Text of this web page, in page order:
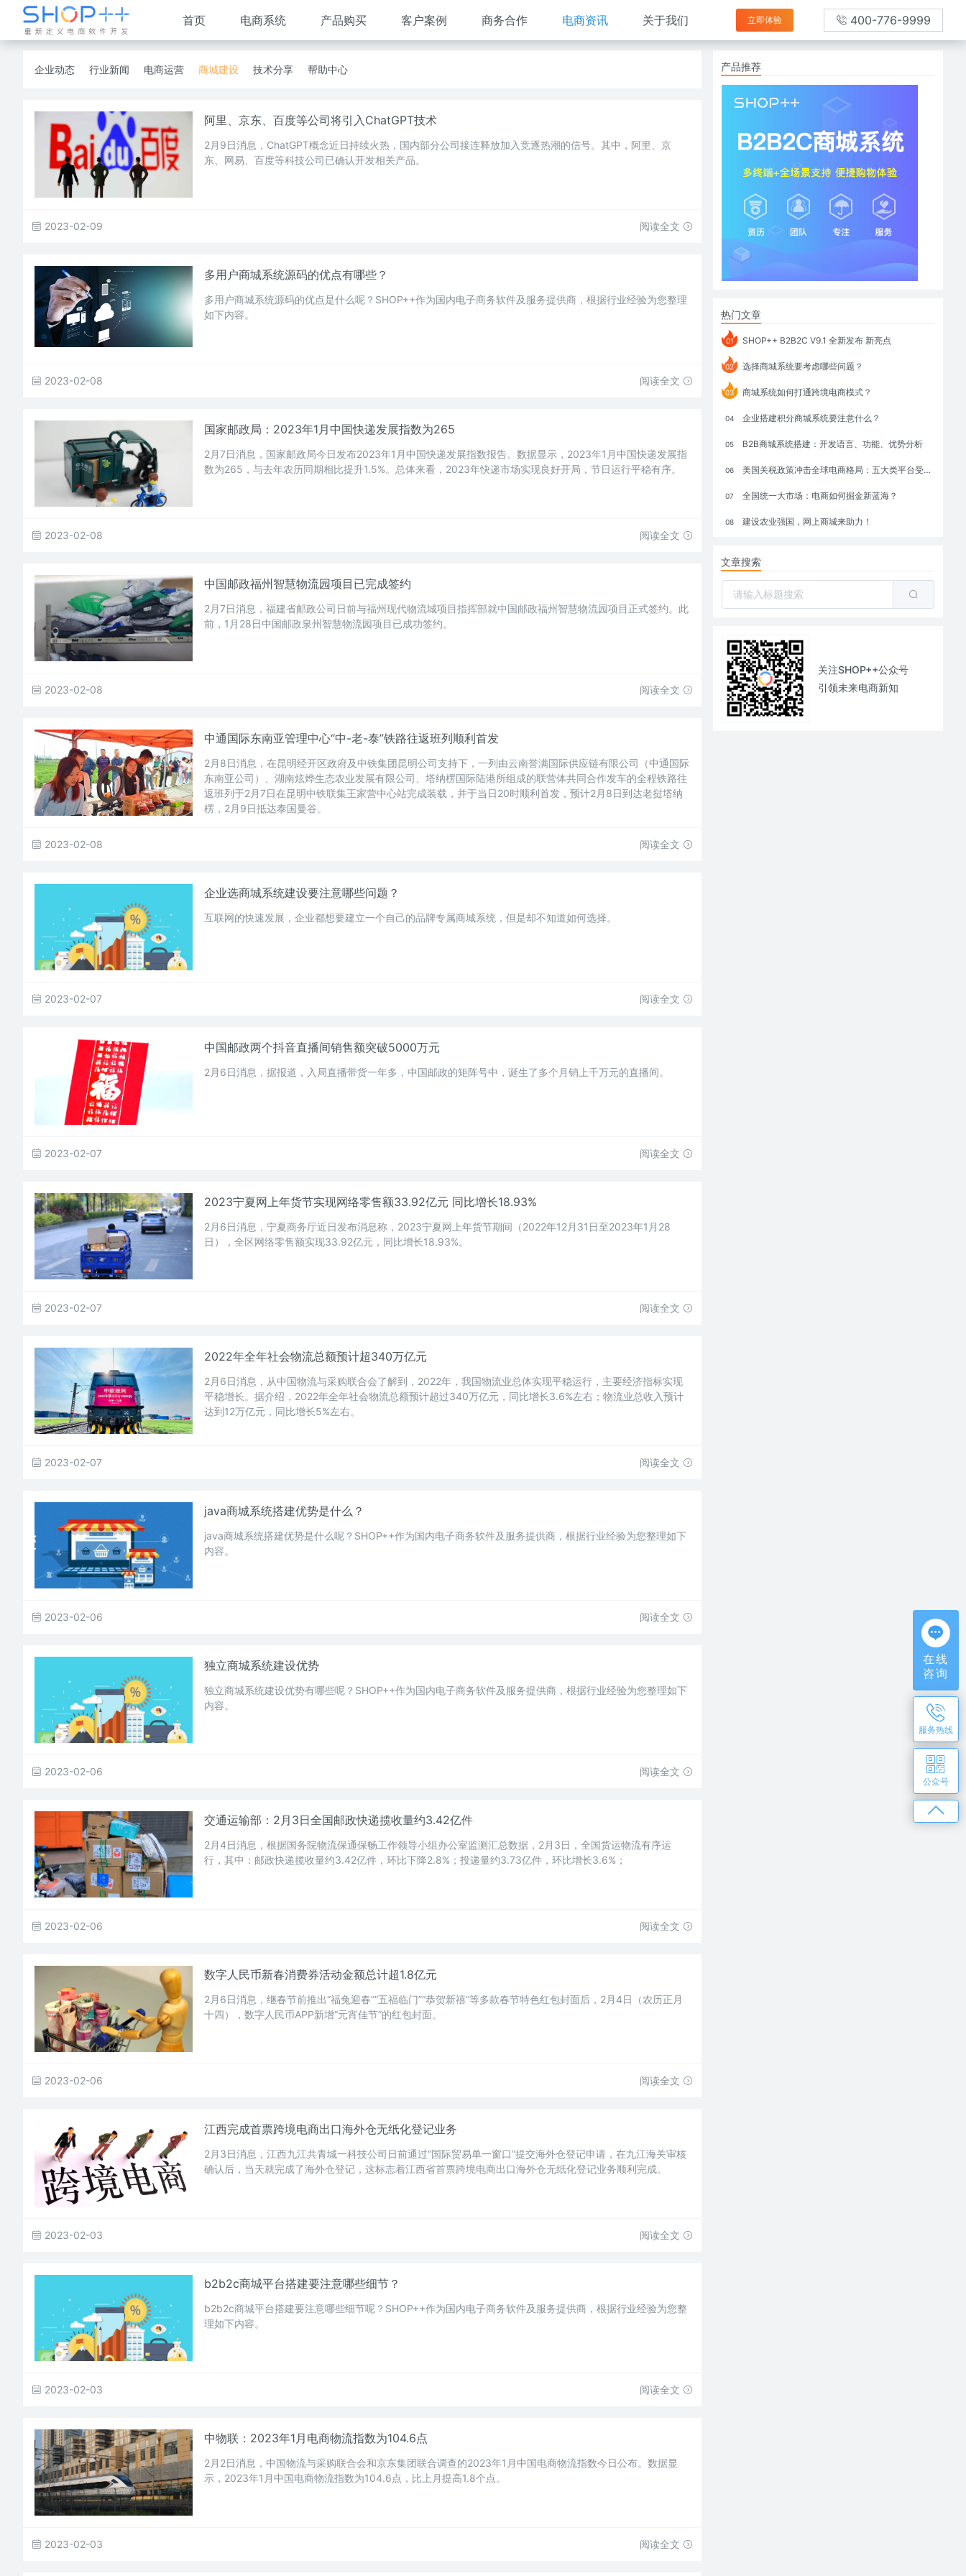
首页 电商系统 产品购买 客户案例 商务合作 电商资讯 关于我们 立即体验 400-776-9999
企业动态 行业新闻 电商运营 商城建设 技术分享 帮助中心
阿里、京东、百度等公司将引入ChatGPT技术
2月9日消息，ChatGPT概念近日持续火热，国内部分公司接连释放加入竞逐热潮的信号。其中，阿里、京
东、网易、百度等科技公司已确认开发相关产品。
2023-02-09 阅读全文
多用户商城系统源码的优点有哪些？
多用户商城系统源码的优点是什么呢？SHOP++作为国内电子商务软件及服务提供商，根据行业经验为您整理
如下内容。
2023-02-08 阅读全文
国家邮政局：2023年1月中国快递发展指数为265
2月7日消息，国家邮政局今日发布2023年1月中国快递发展指数报告。数据显示，2023年1月中国快递发展指
数为265，与去年农历同期相比提升1.5%。总体来看，2023年快递市场实现良好开局，节日运行平稳有序。
2023-02-08 阅读全文
中国邮政福州智慧物流园项目已完成签约
2月7日消息，福建省邮政公司日前与福州现代物流城项目指挥部就中国邮政福州智慧物流园项目正式签约。此
前，1月28日中国邮政泉州智慧物流园项目已成功签约。
2023-02-08 阅读全文
中通国际东南亚管理中心“中-老-泰”铁路往返班列顺利首发
2月8日消息，在昆明经开区政府及中铁集团昆明公司支持下，一列由云南誉满国际供应链有限公司（中通国际
东南亚公司）、湖南炫烨生态农业发展有限公司、塔纳楞国际陆港所组成的联营体共同合作发车的全程铁路往
返班列于2月7日在昆明中铁联集王家营中心站完成装载，并于当日20时顺利首发，预计2月8日到达老挝塔纳
楞，2月9日抵达泰国曼谷。
2023-02-08 阅读全文
企业选商城系统建设要注意哪些问题？
互联网的快速发展，企业都想要建立一个自己的品牌专属商城系统，但是却不知道如何选择。
2023-02-07 阅读全文
中国邮政两个抖音直播间销售额突破5000万元
2月6日消息，据报道，入局直播带货一年多，中国邮政的矩阵号中，诞生了多个月销上千万元的直播间。
2023-02-07 阅读全文
2023宁夏网上年货节实现网络零售额33.92亿元 同比增长18.93%
2月6日消息，宁夏商务厅近日发布消息称，2023宁夏网上年货节期间（2022年12月31日至2023年1月28
日），全区网络零售额实现33.92亿元，同比增长18.93%。
2023-02-07 阅读全文
2022年全年社会物流总额预计超340万亿元
2月6日消息，从中国物流与采购联合会了解到，2022年，我国物流业总体实现平稳运行，主要经济指标实现
平稳增长。据介绍，2022年全年社会物流总额预计超过340万亿元，同比增长3.6%左右；物流业总收入预计
达到12万亿元，同比增长5%左右。
2023-02-07 阅读全文
java商城系统搭建优势是什么？
java商城系统搭建优势是什么呢？SHOP++作为国内电子商务软件及服务提供商，根据行业经验为您整理如下
内容。
2023-02-06 阅读全文
独立商城系统建设优势
独立商城系统建设优势有哪些呢？SHOP++作为国内电子商务软件及服务提供商，根据行业经验为您整理如下
内容。
2023-02-06 阅读全文
交通运输部：2月3日全国邮政快递揽收量约3.42亿件
2月4日消息，根据国务院物流保通保畅工作领导小组办公室监测汇总数据，2月3日，全国货运物流有序运
行，其中：邮政快递揽收量约3.42亿件，环比下降2.8%；投递量约3.73亿件，环比增长3.6%；
2023-02-06 阅读全文
数字人民币新春消费券活动金额总计超1.8亿元
2月6日消息，继春节前推出“福兔迎春”“五福临门”“恭贺新禧”等多款春节特色红包封面后，2月4日（农历正月
十四），数字人民币APP新增“元宵佳节”的红包封面。
2023-02-06 阅读全文
江西完成首票跨境电商出口海外仓无纸化登记业务
2月3日消息，江西九江共青城一科技公司日前通过“国际贸易单一窗口”提交海外仓登记申请，在九江海关审核
确认后，当天就完成了海外仓登记，这标志着江西省首票跨境电商出口海外仓无纸化登记业务顺利完成。
2023-02-03 阅读全文
b2b2c商城平台搭建要注意哪些细节？
b2b2c商城平台搭建要注意哪些细节呢？SHOP++作为国内电子商务软件及服务提供商，根据行业经验为您整
理如下内容。
2023-02-03 阅读全文
中物联：2023年1月电商物流指数为104.6点
2月2日消息，中国物流与采购联合会和京东集团联合调查的2023年1月中国电商物流指数今日公布。数据显
示，2023年1月中国电商物流指数为104.6点，比上月提高1.8个点。
2023-02-03 阅读全文
产品推荐
热门文章
01 SHOP++ B2B2C V9.1 全新发布 新亮点
02 选择商城系统要考虑哪些问题？
03 商城系统如何打通跨境电商模式？
04 企业搭建积分商城系统要注意什么？
05 B2B商城系统搭建：开发语言、功能、优势分析
06 美国关税政策冲击全球电商格局：五大类平台受重创，转型与自救成关键
07 全国统一大市场：电商如何掘金新蓝海？
08 建设农业强国，网上商城来助力！
文章搜索
关注SHOP++公众号
引领未来电商新知
在线
咨询
服务热线
公众号